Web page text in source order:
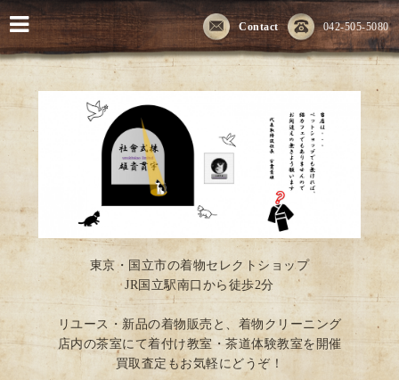
042-505-5080
Contact
東京・国立市の着物セレクトショップ
JR国立駅南口から徒歩2分
リユース・新品の着物販売と、着物クリーニング
店内の茶室にて着付け教室・茶道体験教室を開催
買取査定もお気軽にどうぞ！